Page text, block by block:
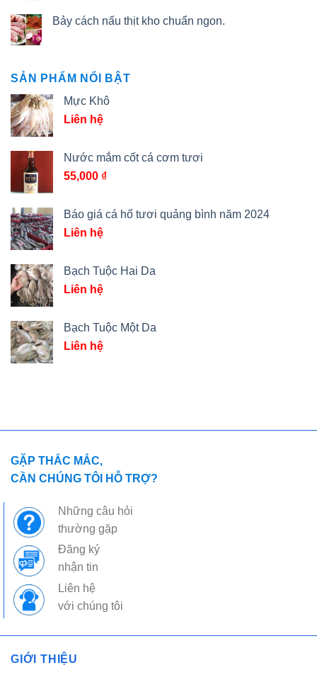
Bảy cách nấu thịt kho chuẩn ngon.
SẢN PHẨM NỔI BẬT
Mực Khô
Liên hệ
Nước mắm cốt cá cơm tươi
55,000 ₫
Báo giá cá hố tươi quảng bình năm 2024
Liên hệ
Bạch Tuộc Hai Da
Liên hệ
Bạch Tuộc Một Da
Liên hệ
GẶP THẮC MẮC,
CẦN CHÚNG TÔI HỖ TRỢ?
Những câu hỏi
thường gặp
Đăng ký
nhận tin
Liên hệ
với chúng tôi
GIỚI THIỆU